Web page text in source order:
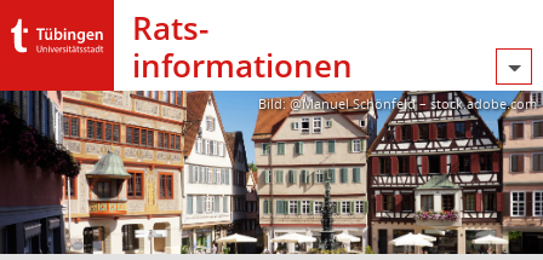
Rats­
informationen
Bild: @Manuel Schönfeld – stock.adobe.com